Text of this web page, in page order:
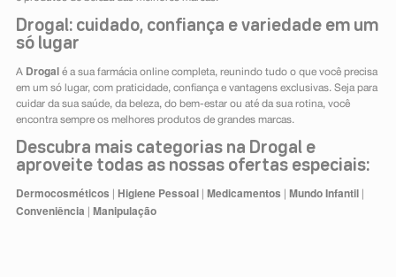
Drogal: cuidado, confiança e variedade em um
só lugar
A Drogal é a sua farmácia online completa, reunindo tudo o que você precisa
em um só lugar, com praticidade, confiança e vantagens exclusivas. Seja para
cuidar da sua saúde, da beleza, do bem-estar ou até da sua rotina, você
encontra sempre os melhores produtos de grandes marcas.
Descubra mais categorias na Drogal e
aproveite todas as nossas ofertas especiais:
Dermocosméticos Higiene Pessoal Medicamentos Mundo Infantil
Conveniência Manipulação